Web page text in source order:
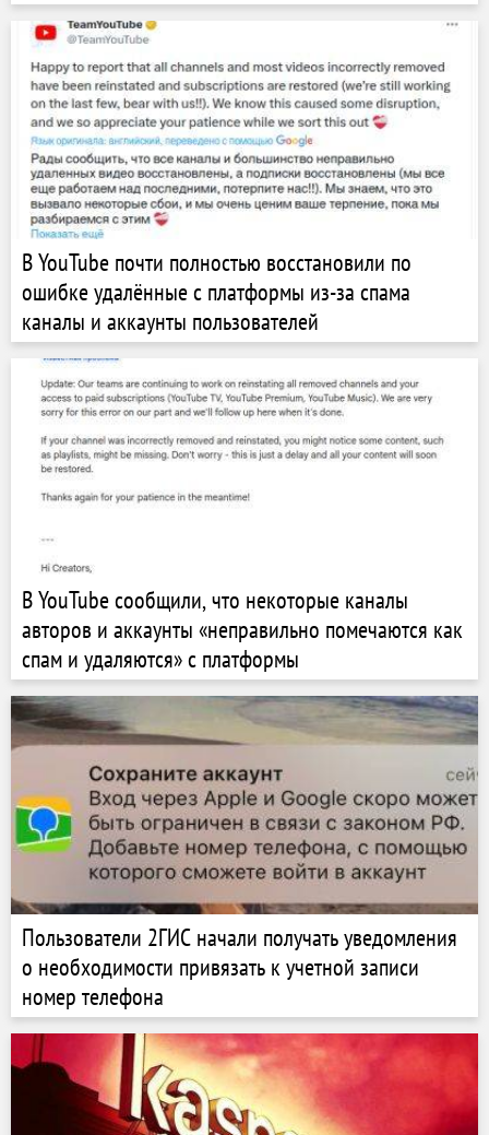
В YouTube почти полностью восстановили по
ошибке удалённые с платформы из-за спама
каналы и аккаунты пользователей
В YouTube сообщили, что некоторые каналы
авторов и аккаунты «неправильно помечаются как
спам и удаляются» с платформы
Пользователи 2ГИС начали получать уведомления
о необходимости привязать к учетной записи
номер телефона